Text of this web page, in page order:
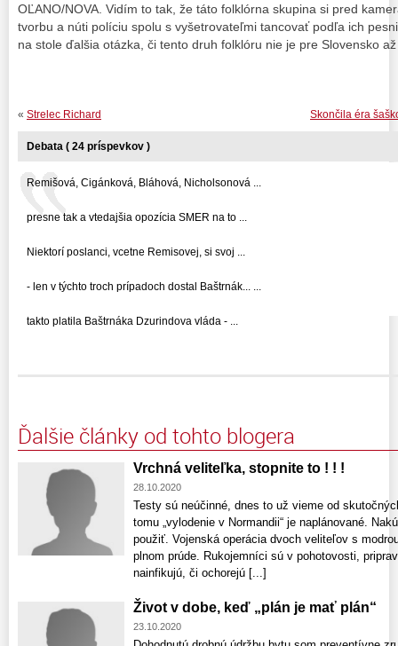
OĽANO/NOVA. Vidím to tak, že táto folklórna skupina si pred
tvorbu a núti políciu spolu s vyšetrovateľmi tancovať podľa ich
na stole ďalšia otázka, či tento druh folklóru nie je pre Slovensko
Skončila éra
« Strelec Richard
Debata ( 24 príspevkov )
Remišová, Cigánková, Bláhová, Nicholsonová ...
presne tak a vtedajšia opozícia SMER na to ...
Niektorí poslanci, vcetne Remisovej, si svoj ...
- len v týchto troch prípadoch dostal Baštrnák... ...
takto platila Baštrnáka Dzurindova vláda - ...
Ďalšie články od tohto blogera
Vrchná veliteľka, stopnite to ! ! !
28.10.2020
Testy sú neúčinné, dnes to už vieme od
tomu „vylodenie v Normandii“ je naplánované.
použiť. Vojenská operácia dvoch veliteľov s
plnom prúde. Rukojemníci sú v pohotovosti,
nainfikujú, či ochorejú [...]
Život v dobe, keď „plán je mať plán“
23.10.2020